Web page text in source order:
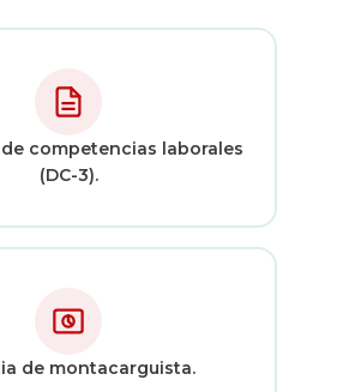
competencias laborales
(DC-3).
de montacarguista.